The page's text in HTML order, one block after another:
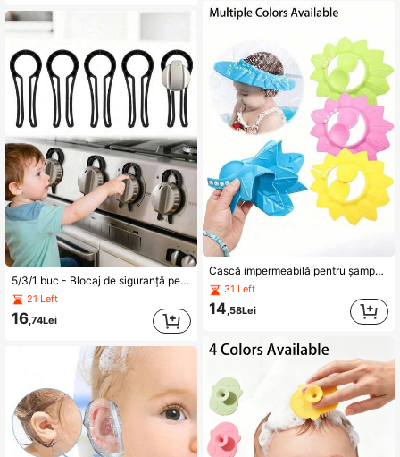
5/3/1 buc - Blocaj de siguranță pentru butoane de aragaz cu gaz (non-universal), blocaj pentru butoane de aragaz, protecție pentru copii și animale de companie, siguranță pentru copii, blocaj anti-electric pentru butoane de aragaz pentru copii
21 Left
16,74Lei
Cască impermeabilă pentru șampon pentru bebeluși, cască de duș cu protecție pentru urechi impermeabilă pentru copii, cască albastră pentru șampon și baie pentru bebeluși, material moale, cască de șampon impermeabilă și reglabilă, potrivită pentru băieți și fete, baie zilnică, tuns și protecție solară
31 Left
14,58Lei